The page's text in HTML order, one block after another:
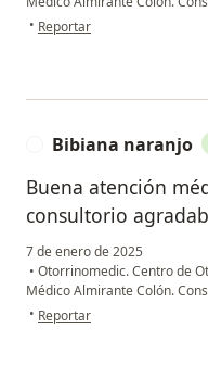
• en opinión del usuario Johan
Reportar
Bibiana naranjo
Buena atención
consultorio
7 de enero de 2025
• Otorrinomedic. Centro de
Médico Almirante Colón.
• en opinión del usuario
Reportar